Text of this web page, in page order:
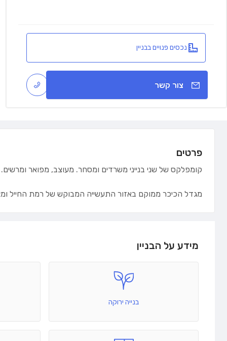
נכסים פנויים בבניין
צור קשר
פרטים
קומפלקס של שני בנייני משרדים ומסחר. מעוצב, מפואר
מגדל הכיכר ממוקם באזור התעשייה המבוקש של רמת החייל
מידע על הבניין
בנייה ירוקה